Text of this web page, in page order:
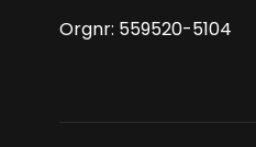
Orgnr: 559520-5104